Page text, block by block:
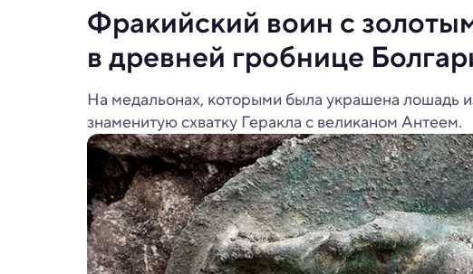
Фракийский воин с
в древней гробнице
На медальонах, которыми была украшена лошадь
знаменитую схватку Геракла с великаном Антеем.